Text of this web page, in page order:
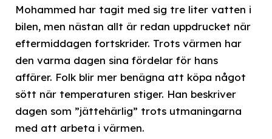
Mohammed har tagit med sig tre liter vatten i
bilen, men nästan allt är redan uppdrucket när
eftermiddagen fortskrider. Trots värmen har
den varma dagen sina fördelar för hans
affärer. Folk blir mer benägna att köpa något
sött när temperaturen stiger. Han beskriver
dagen som ”jättehärlig” trots utmaningarna
med att arbeta i värmen.